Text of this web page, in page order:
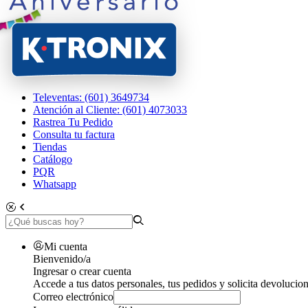
Televentas: (601) 3649734
Atención al Cliente: (601) 4073033
Rastrea Tu Pedido
Consulta tu factura
Tiendas
Catálogo
PQR
Whatsapp
Mi cuenta
Bienvenido/a
Ingresar o crear cuenta
Accede a tus datos personales, tus pedidos y solicita
Correo electrónico